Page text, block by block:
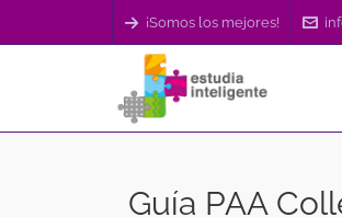
¡Somos los mejores!
Guía PAA